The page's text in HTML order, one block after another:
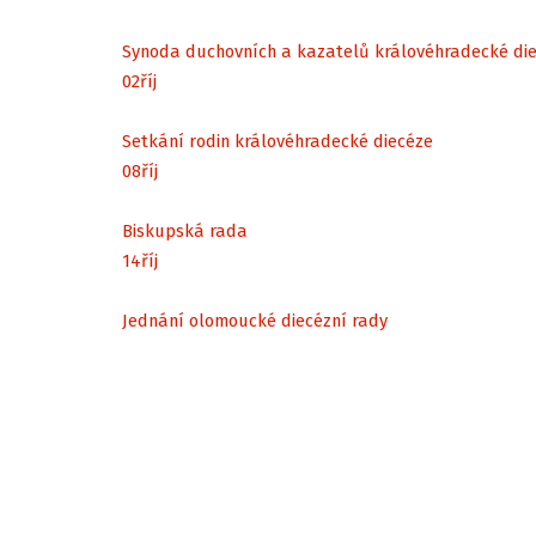
Synoda duchovních a kazatelů královéhradecké
02říj
Setkání rodin královéhradecké diecéze
08říj
Biskupská rada
14říj
Jednání olomoucké diecézní rady